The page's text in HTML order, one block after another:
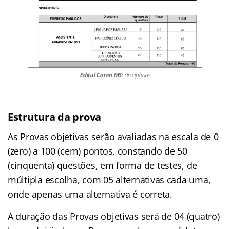
Edital Coren MS:disciplinas
Estrutura da prova
As Provas objetivas serão avaliadas na escala de 0
(zero) a 100 (cem) pontos, constando de 50
(cinquenta) questões, em forma de testes, de
múltipla escolha, com 05 alternativas cada uma,
onde apenas uma alternativa é correta.
A duração das Provas objetivas será de 04 (quatro)